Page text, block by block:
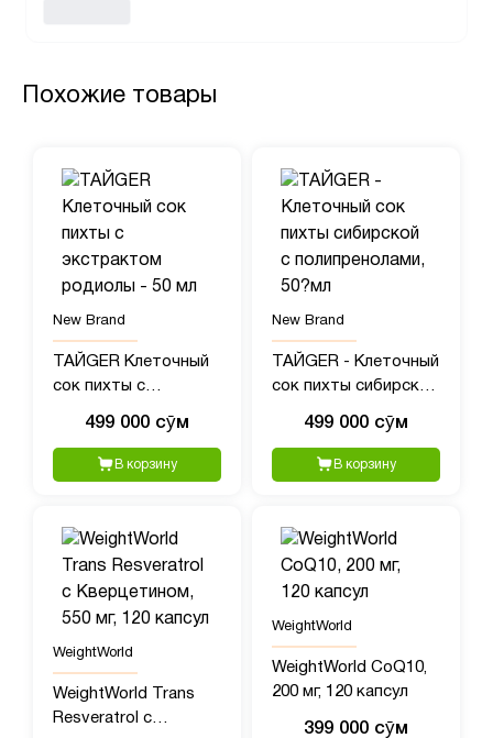
Похожие товары
New Brand
ТАЙGER Клеточный
сок пихты с
499 000 сӯм
В корзину
New Brand
ТАЙGER - Клеточный
сок пихты сибирской
499 000 сӯм
В корзину
WeightWorld
WeightWorld Trans
Resveratrol с
WeightWorld
WeightWorld CoQ10,
200 мг, 120 капсул
399 000 сӯм